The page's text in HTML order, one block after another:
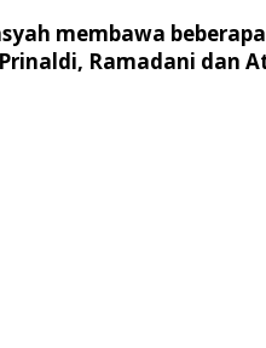
membawa
Ramadani dan